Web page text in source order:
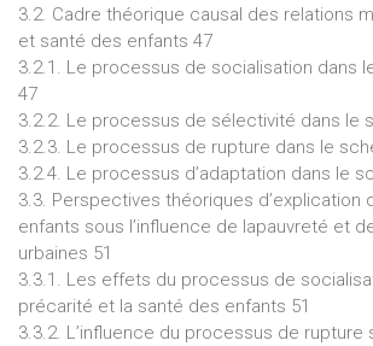
3.2. Cadre théorique causal des relations
et santé des enfants 47
3.2.1. Le processus de socialisation dans
47
3.2.2. Le processus de sélectivité dans le
3.2.3. Le processus de rupture dans le
3.2.4. Le processus d’adaptation dans le
3.3. Perspectives théoriques d’explication
enfants sous l’influence de lapauvreté et
urbaines 51
3.3.1. Les effets du processus de
précarité et la santé des enfants 51
3.3.2. L’influence du processus de rupture